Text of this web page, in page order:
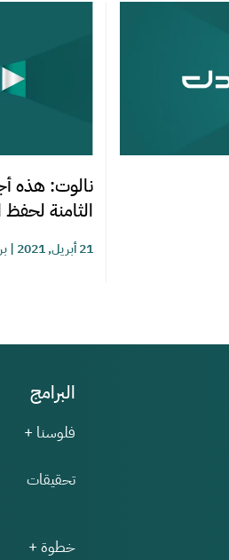
نالوت: هذه
الثامنة لحفظ
21 أبريل, 2021 |
البرامج
فلوسنا +
تحقيقات
خطوة +